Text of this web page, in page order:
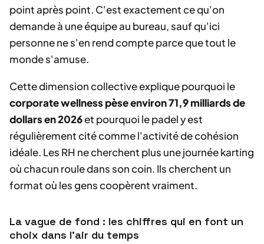
point après point. C'est exactement ce qu'on
demande à une équipe au bureau, sauf qu'ici
personne ne s'en rend compte parce que tout le
monde s'amuse.
Cette dimension collective explique pourquoi le
corporate wellness pèse environ 71,9 milliards de
dollars en 2026et pourquoi le padel y est
régulièrement cité comme l'activité de cohésion
idéale. Les RH ne cherchent plus une journée karting
où chacun roule dans son coin. Ils cherchent un
format où les gens coopèrent vraiment.
La vague de fond : les chiffres qui en font un
choix dans l'air du temps